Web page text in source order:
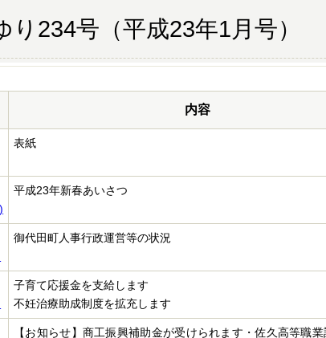
り234号（平成23年1月号）
内容
表紙
平成23年新春あいさつ
御代田町人事行政運営等の状況
子育て応援金を支給します
不妊治療助成制度を拡充します
【お知らせ】商工振興補助金が受けられます・佐久高等職